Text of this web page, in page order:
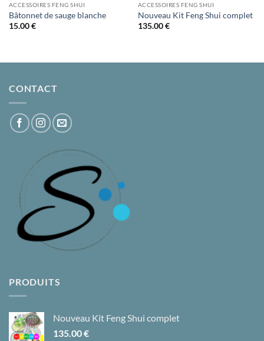
ACCESSOIRES FENG SHUI
Bâtonnet de sauge blanche
15.00€
ACCESSOIRES FENG SHUI
Nouveau Kit Feng Shui complet
135.00€
CONTACT
PRODUITS
Nouveau Kit Feng Shui complet
135.00€